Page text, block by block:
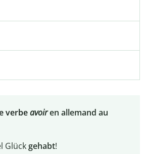
verbeavoiren allemand au
Glückgehabt!